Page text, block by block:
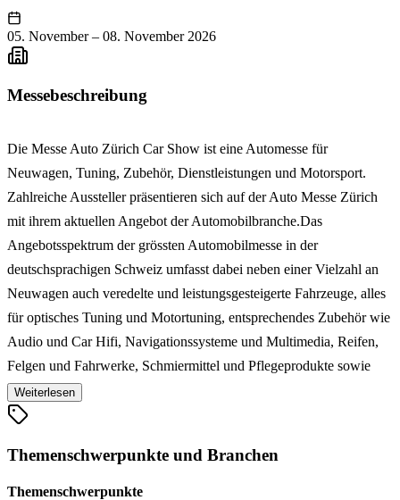
05. November – 08. November 2026
Messebeschreibung
Die Messe Auto Zürich Car Show ist eine Automesse für
Neuwagen, Tuning, Zubehör, Dienstleistungen und Motorsport.
Zahlreiche Aussteller präsentieren sich auf der Auto Messe Zürich
mit ihrem aktuellen Angebot der Automobilbranche.Das
Angebotsspektrum der grössten Automobilmesse in der
deutschsprachigen Schweiz umfasst dabei neben einer Vielzahl an
Neuwagen auch veredelte und leistungsgesteigerte Fahrzeuge, alles
für optisches Tuning und Motortuning, entsprechendes Zubehör wie
Audio und Car Hifi, Navigationssysteme und Multimedia, Reifen,
Felgen und Fahrwerke, Schmiermittel und Pflegeprodukte sowie
Interieur und Sitze, Produkte für die Verkehrssicherheit und
entsprechende Dienstleistungen rund um Fahrzeuge. Ein
Wettbewerben und Motorsport-Highlights ergänzt das
Ausstellerangebot der Auto Zürich.
Weiterlesen
Themenschwerpunkte und Branchen
Themenschwerpunkte